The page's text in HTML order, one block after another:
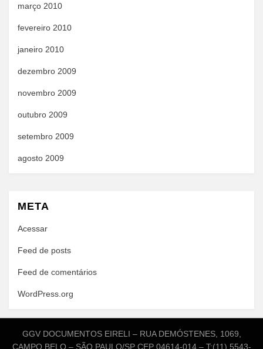
março 2010
fevereiro 2010
janeiro 2010
dezembro 2009
novembro 2009
outubro 2009
setembro 2009
agosto 2009
META
Acessar
Feed de posts
Feed de comentários
WordPress.org
GGV DOCUMENTOS EIRELI – RUA DEMÓSTENES, 1069,
CAMPO BELO – SÃO PAULO/SP CEP 04614-014 – T:(11) 5543-